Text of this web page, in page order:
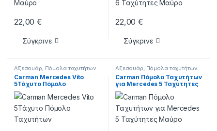
22,00€
Σύγκρινε
22,00€
Σύγκρινε
Αξεσουάρ, Πόμολα ταχυτήτων
Carman Mercedes Vito
5Τάχυτο Πόμολο
Ταχυτήτων
Αξεσουάρ, Πόμολα ταχυτήτων
Carman Πόμολο Ταχυτήτων
για Mercedes 5 Ταχύτητες
Μαύρο